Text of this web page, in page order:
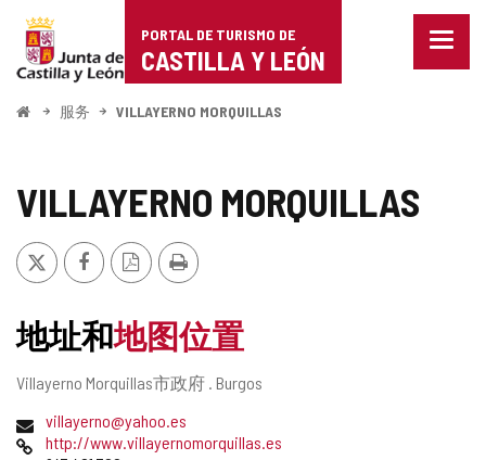
Portal
de
Turismo
Castilla
León
PORTAL DE TURISMO DE
CASTILLA Y LEÓN
菜
开
服务 VILLAYERNO MORQUILLAS
VILLAYERNO MORQUILLAS
推
特
FacebookPDF
版
打
印
地址和地图位置
邮
地
址
Villayerno Morquillas市政府 . Burgos
电
子
villayerno@yahoo.es
网
http://www.villayernomorquillas.es